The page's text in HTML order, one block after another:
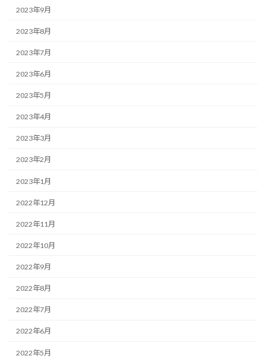
2023年9月
2023年8月
2023年7月
2023年6月
2023年5月
2023年4月
2023年3月
2023年2月
2023年1月
2022年12月
2022年11月
2022年10月
2022年9月
2022年8月
2022年7月
2022年6月
2022年5月